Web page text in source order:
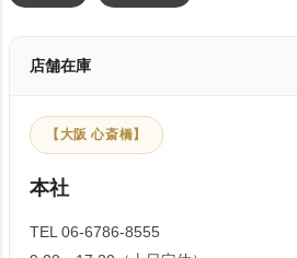
店舗在庫
【大阪 心斎橋】
本社
TEL 06-6786-8555